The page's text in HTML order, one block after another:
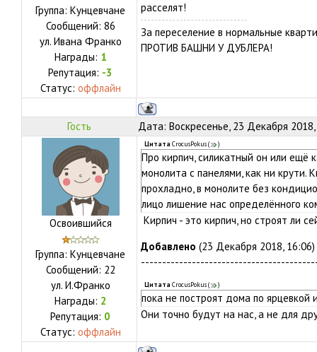
Группа: Кунцевчане
Сообщений: 86
ул. Ивана Франко
Награды: 1
Репутация: -3
Статус: оффлайн
расселят!
За переселение в нормальные
ПРОТИВ БАШНИ У ДУБЛЕРА!
Гость Дата: Воскресенье, 23 Декабря
Освоившийся
Группа: Кунцевчане
Сообщений: 22
ул. И.Франко
Награды: 2
Репутация: 0
Статус: оффлайн
Цитата CrocusPokus( )
Про кирпич, силикатный он или ещё
монолита с панелями, как ни крути.
прохладно, в монолите без
лицо лишение нас определённого
Кирпич - это кирпич, но строят ли
Добавлено (23 Декабря 2018, 16:06)
Цитата CrocusPokus( )
пока не построят дома по ярцевкой
Они точно будут на нас, а не для